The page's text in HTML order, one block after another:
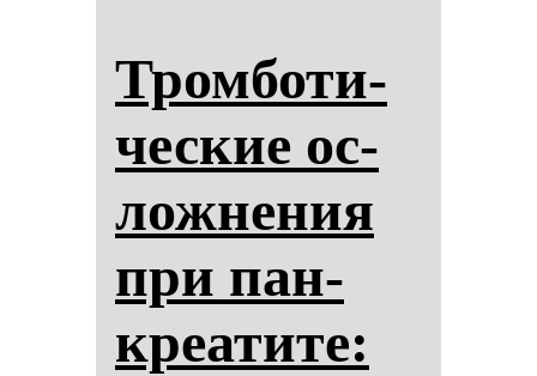
Тром­бо­ти­
чес­кие ос­
лож­не­ния
при пан­
кре­ати­те: